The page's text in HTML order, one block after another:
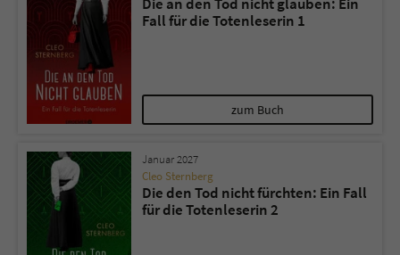
Fall für die Totenleserin 1
zum Buch
Januar 2027
Cleo Sternberg
Die den Tod nicht fürchten: Ein Fall
für die Totenleserin 2
Name
Anbieter
Laufzeit 1 Jahr
Zweck Cookie für Kommentare einzelner Buchtitel